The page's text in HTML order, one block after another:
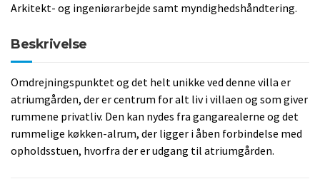
Arkitekt- og ingeniørarbejde samt myndighedshåndtering.
Beskrivelse
Omdrejningspunktet og det helt unikke ved denne villa er
atriumgården, der er centrum for alt liv i villaen og som giver
rummene privatliv. Den kan nydes fra gangarealerne og det
rummelige køkken-alrum, der ligger i åben forbindelse med
opholdsstuen, hvorfra der er udgang til atriumgården.